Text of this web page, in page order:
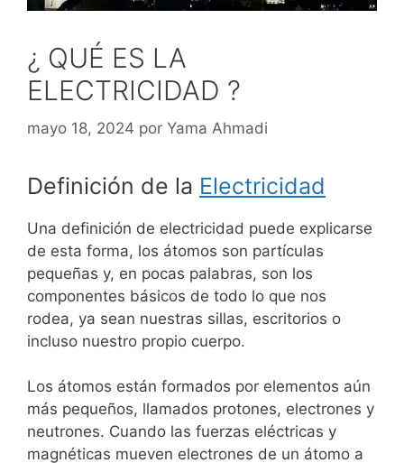
¿ QUÉ ES LA
ELECTRICIDAD ?
mayo 18, 2024 por Yama Ahmadi
Definición de la Electricidad
Una definición de electricidad puede explicarse
de esta forma, los átomos son partículas
pequeñas y, en pocas palabras, son los
componentes básicos de todo lo que nos
rodea, ya sean nuestras sillas, escritorios o
incluso nuestro propio cuerpo.
Los átomos están formados por elementos aún
más pequeños, llamados protones, electrones y
neutrones. Cuando las fuerzas eléctricas y
magnéticas mueven electrones de un átomo a